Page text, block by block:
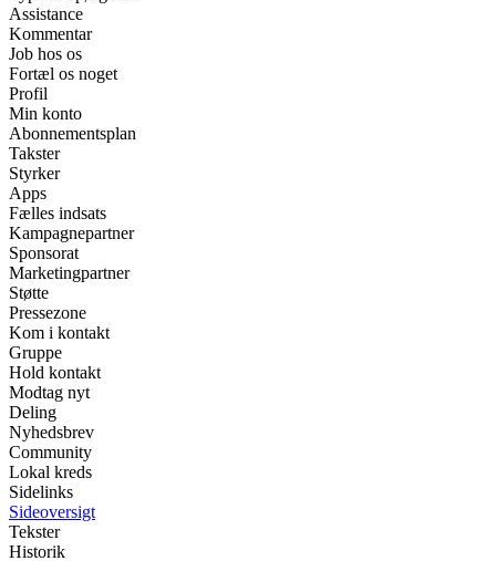
Assistance
Kommentar
Job hos os
Fortæl os noget
Profil
Min konto
Abonnementsplan
Takster
Styrker
Apps
Fælles indsats
Kampagnepartner
Sponsorat
Marketingpartner
Støtte
Pressezone
Kom i kontakt
Gruppe
Hold kontakt
Modtag nyt
Deling
Nyhedsbrev
Community
Lokal kreds
Sidelinks
Sideoversigt
Tekster
Historik